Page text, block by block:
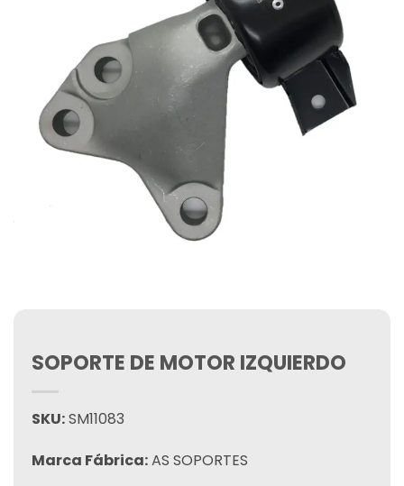
SOPORTE DE MOTOR IZQUIERDO
SKU:SM11083
Marca Fábrica:AS SOPORTES